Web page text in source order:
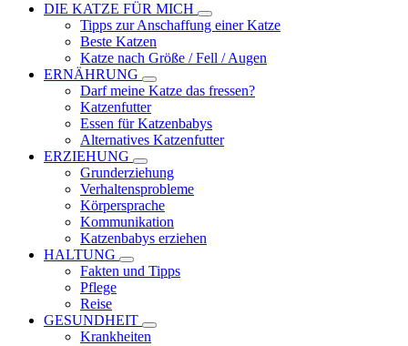
DIE KATZE FÜR MICH
Tipps zur Anschaffung einer Katze
Beste Katzen
Katze nach Größe / Fell / Augen
ERNÄHRUNG
Darf meine Katze das fressen?
Katzenfutter
Essen für Katzenbabys
Alternatives Katzenfutter
ERZIEHUNG
Grunderziehung
Verhaltensprobleme
Körpersprache
Kommunikation
Katzenbabys erziehen
HALTUNG
Fakten und Tipps
Pflege
Reise
GESUNDHEIT
Krankheiten